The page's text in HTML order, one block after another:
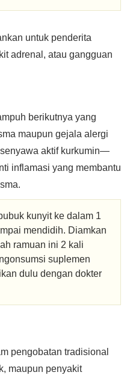
untuk penderita
adrenal, atau gangguan
berikutnya yang
maupun gejala alergi
aktif kurkumin—
inflamasi yang membantu
kunyit ke dalam 1
mendidih. Diamkan
ramuan ini 2 kali
suplemen
dulu dengan dokter
pengobatan tradisional
maupun penyakit